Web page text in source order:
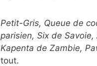
Petit-Gris, Queue de
parisien, Six de Savoie,
Kapenta de Zambie,
tout.